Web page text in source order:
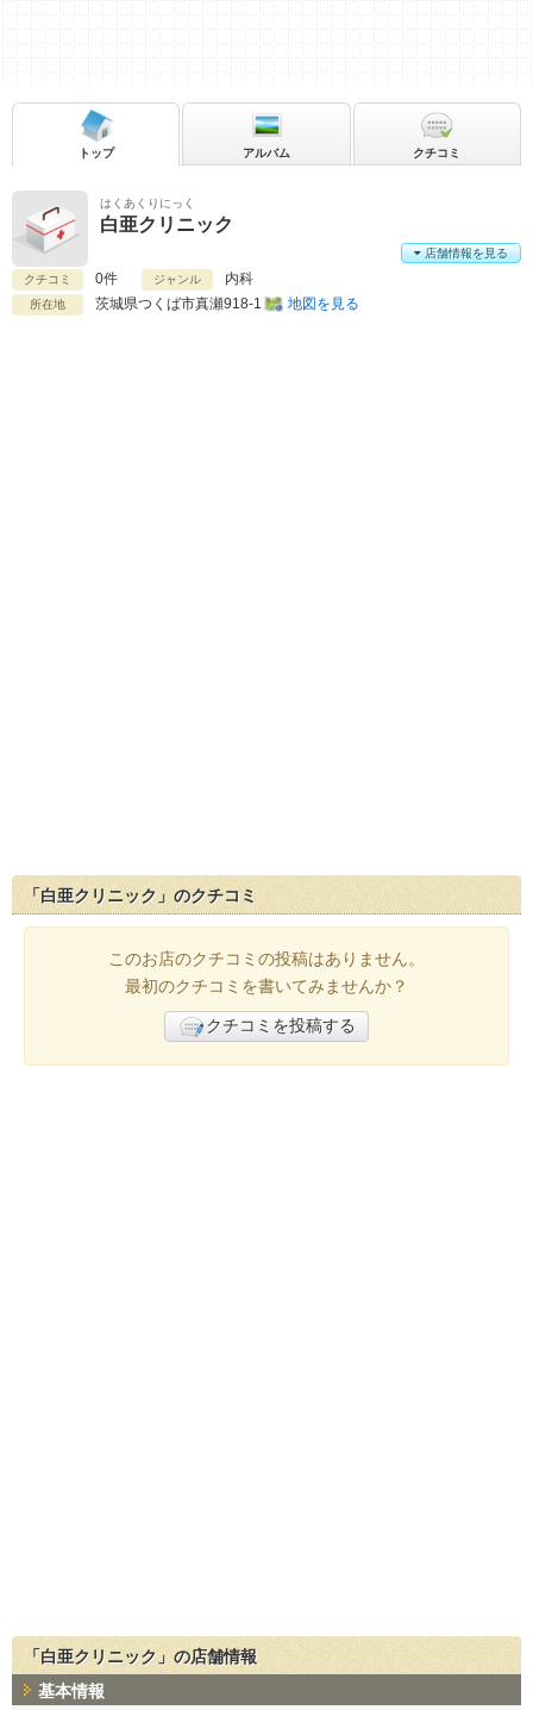
はくあくりにっく
白亜クリニック
クチコミ 0件 ジャンル 内科
所在地 茨城県つくば市真瀬918-1 地図を見る
店舗情報を見る
トップ アルバム クチコミ
「白亜クリニック」のクチコミ
このお店のクチコミの投稿はありません。
最初のクチコミを書いてみませんか？
クチコミを投稿する
「白亜クリニック」の店舗情報
基本情報